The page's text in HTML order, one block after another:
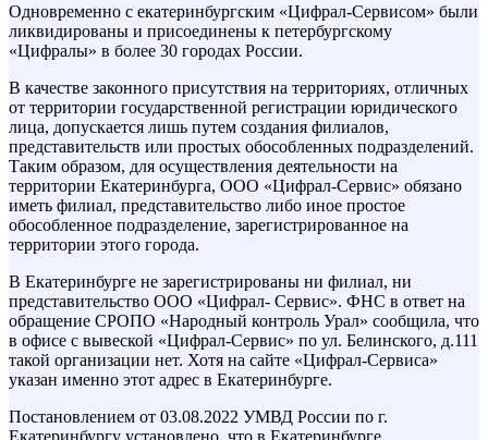
Одновременно с екатеринбургским «Цифрал-Сервисом» были
ликвидированы и присоединены к петербургскому
«Цифралы» в более 30 городах России.
В качестве законного присутствия на территориях, отличных
от территории государственной регистрации юридического
лица, допускается лишь путем создания филиалов,
представительств или простых обособленных подразделений.
Таким образом, для осуществления деятельности на
территории Екатеринбурга, ООО «Цифрал-Сервис» обязано
иметь филиал, представительство либо иное простое
обособленное подразделение, зарегистрированное на
территории этого города.
В Екатеринбурге не зарегистрированы ни филиал, ни
представительство ООО «Цифрал- Сервис». ФНС в ответ на
обращение СРОПО «Народный контроль Урал» сообщила, что
в офисе с вывеской «Цифрал-Сервис» по ул. Белинского, д.111
такой организации нет. Хотя на сайте «Цифрал-Сервиса»
указан именно этот адрес в Екатеринбурге.
Постановлением от 03.08.2022 УМВД России по г.
Екатеринбургу установлено, что в Екатеринбурге